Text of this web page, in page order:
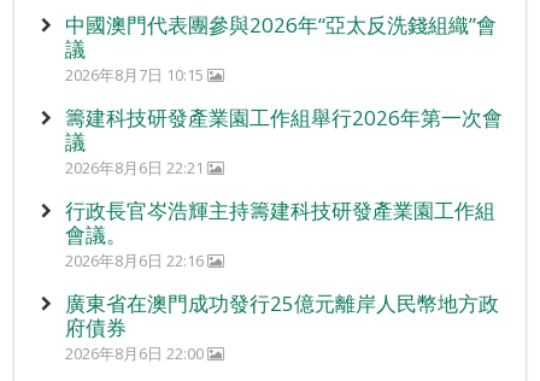
中國澳門代表團參與2026年“亞太反洗錢組織”會
議
2026年8月7日 10:15
籌建科技研發產業園工作組舉行2026年第一次會
議
2026年8月6日 22:21
行政長官岑浩輝主持籌建科技研發產業園工作組
會議。
2026年8月6日 22:16
廣東省在澳門成功發行25億元離岸人民幣地方政
府債券
2026年8月6日 22:00